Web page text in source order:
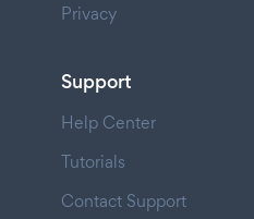
Privacy
Support
Help Center
Tutorials
Contact Support